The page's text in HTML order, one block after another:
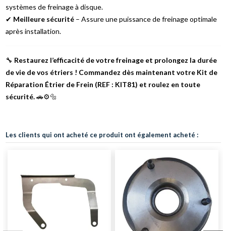
systèmes de freinage à disque.
✔ Meilleure sécurité– Assure une puissance de freinage optimale
après installation.
🔧 Restaurez l’efficacité de votre freinage et prolongez la durée
de vie de vos étriers ! Commandez dès maintenant votre Kit de
Réparation Étrier de Frein (REF : KIT81) et roulez en toute
sécurité.🚗⚙️🔩
Les clients qui ont acheté ce produit ont également acheté :